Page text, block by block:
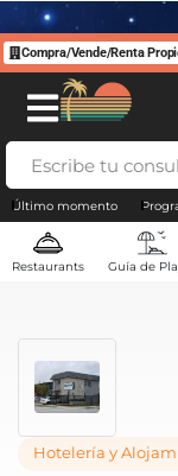
Compra/Vende/Renta
Último momento
Restaurants Guía de